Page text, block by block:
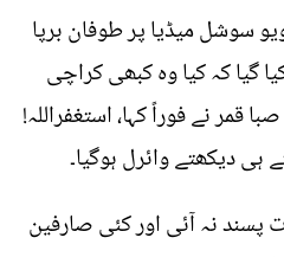
سوشل میڈیا پر طوفان برپا
گیا کہ کیا وہ کبھی کراچی
قمر نے فوراً کہا، استغفراللہ!
دیکھتے وائرل ہوگیا۔
پسند نہ آئی اور کئی صارفین